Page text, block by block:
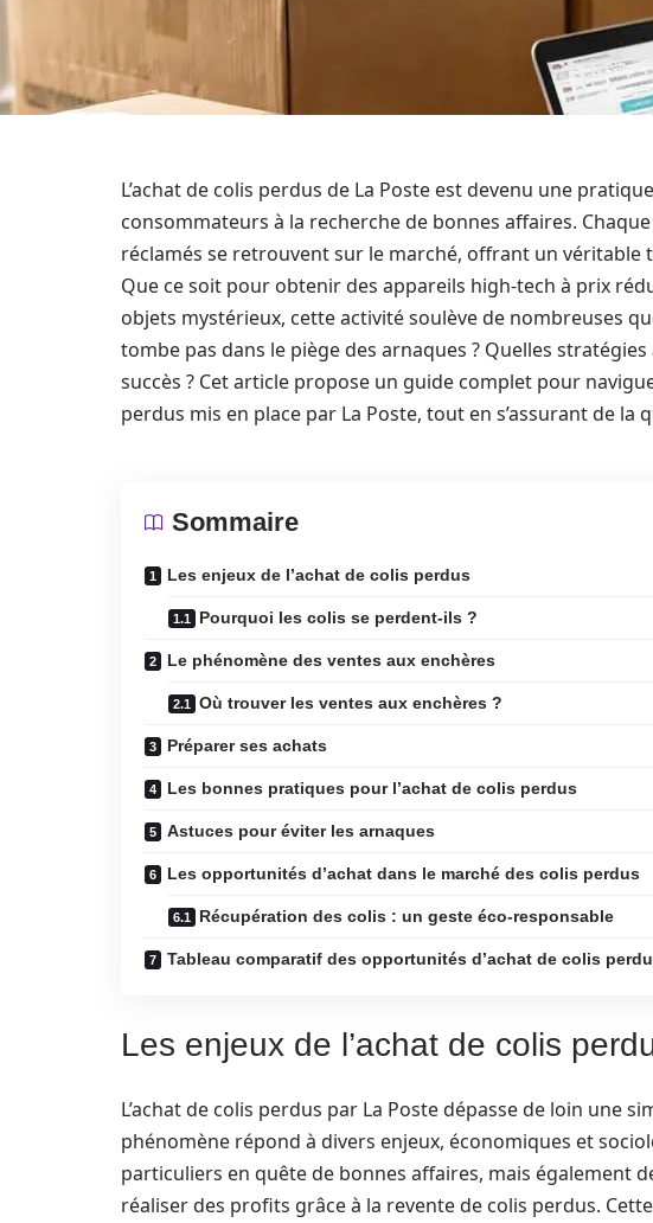
L’achat de colis perdus de La Poste est devenu une
consommateurs à la recherche de bonnes affaires.
réclamés se retrouvent sur le marché, offrant un véritable
Que ce soit pour obtenir des appareils high-tech à prix
objets mystérieux, cette activité soulève de nombreuses
tombe pas dans le piège des arnaques ? Quelles
succès ? Cet article propose un guide complet pour
perdus mis en place par La Poste, tout en s’assurant de la
Sommaire
Les enjeux de l’achat de colis perdus
Pourquoi les colis se perdent-ils ?
Le phénomène des ventes aux enchères
Où trouver les ventes aux enchères ?
Préparer ses achats
Les bonnes pratiques pour l’achat de colis perdus
Astuces pour éviter les arnaques
Les opportunités d’achat dans le marché des colis perdus
Récupération des colis : un geste éco-responsable
Tableau comparatif des opportunités d’achat de colis
Les enjeux de l’achat de colis
L’achat de colis perdus par La Poste dépasse de loin une
phénomène répond à divers enjeux, économiques et
particuliers en quête de bonnes affaires, mais également
réaliser des profits grâce à la revente de colis perdus.